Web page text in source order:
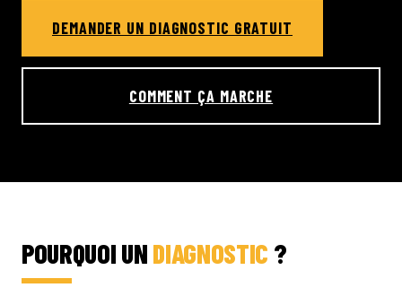
DEMANDER UN DIAGNOSTIC GRATUIT
COMMENT ÇA MARCHE
POURQUOI UNDIAGNOSTIC ?